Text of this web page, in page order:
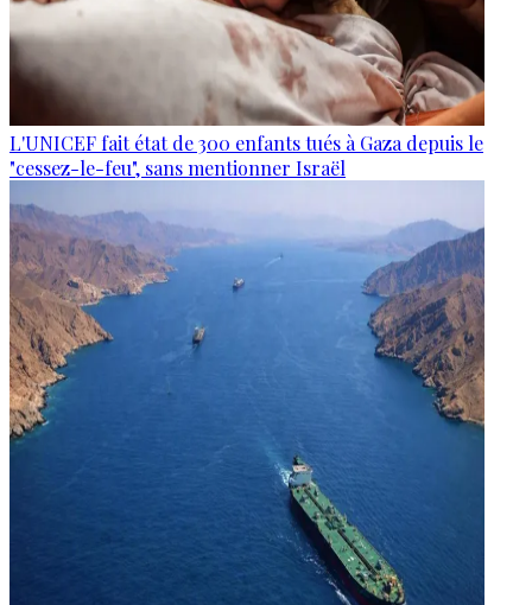
L'UNICEF fait état de 300 enfants tués à Gaza depuis le
"cessez-le-feu", sans mentionner Israël